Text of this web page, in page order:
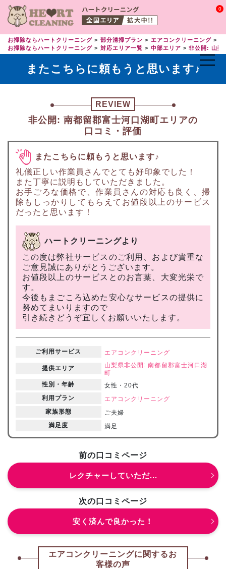
0
お掃除ならハートクリーニング 部分清掃プラン エアコンクリーニング
お掃除ならハートクリーニング
対応エリア一覧 中部エリア 非公開: 山梨
またこちらに頼もうと思います♪
REVIEW
非公開: 南都留郡富士河口湖町エリアの
口コミ・評価
またこちらに頼もうと思います♪
礼儀正しい作業員さんでとても好印象でした！
また丁寧に説明もしていただきました。
お手ごろな価格で、作業員さんの対応も良く、掃
除もしっかりしてもらえてお値段以上のサービス
だったと思います！
ハートクリーニングより
この度は弊社サービスのご利用、および貴重な
ご意見誠にありがとうございます。
お値段以上のサービスとのお言葉、大変光栄で
す。
今後もまごころ込めた安心なサービスの提供に
努めてまいりますので
引き続きどうぞ宜しくお願いいたします。
ご利用サービス エアコンクリーニング
提供エリア 山梨県非公開: 南都留郡富士河口湖
町
性別・年齢
女性・20代
利用プラン
エアコンクリーニング
家族形態
ご夫婦
満足度
満足
前の口コミページ
レクチャーしていただ...
次の口コミページ
安く済んで良かった！
エアコンクリーニングに関するお
客様の声